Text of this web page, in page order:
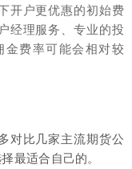
开户更优惠的初始费
经理服务、专业的投
金费率可能会相对较
对比几家主流期货公
最适合自己的。